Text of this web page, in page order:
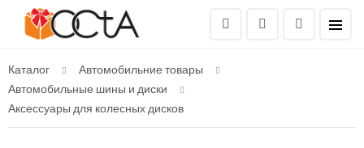
Каталог
Автомобильние товары
Автомобильные шины и диски
Аксессуары для колесных дисков